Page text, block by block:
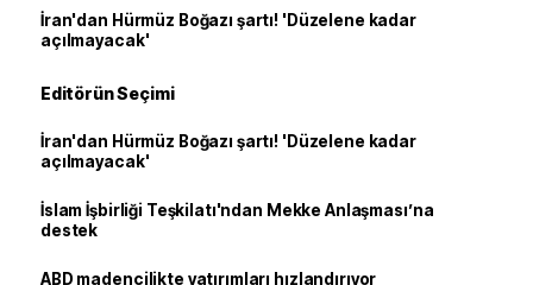
İran'dan Hürmüz Boğazı şartı! 'Düzelene kadar
açılmayacak'
Editörün Seçimi
İran'dan Hürmüz Boğazı şartı! 'Düzelene kadar
açılmayacak'
İslam İşbirliği Teşkilatı'ndan Mekke Anlaşması’na
destek
ABD madencilikte yatırımları hızlandırıyor